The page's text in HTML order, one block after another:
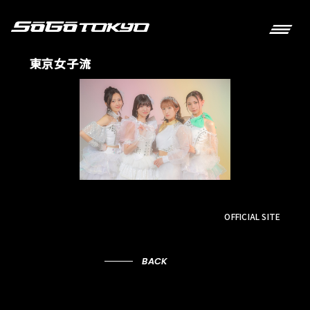
東京女子流
OFFICIAL SITE
BACK